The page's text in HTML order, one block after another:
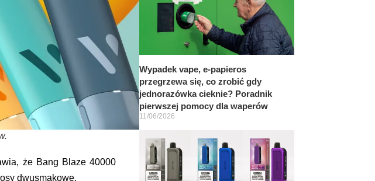
Wypadek vape, e-papieros
przegrzewa się, co zrobić gdy
jednorazówka cieknie? Poradnik
pierwszej pomocy dla waperów
11/06/2026
że Bang Blaze 40000
dwusmakowe.